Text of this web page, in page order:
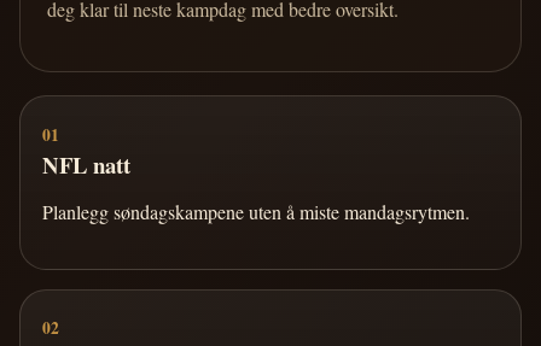
deg klar til neste kampdag med bedre oversikt.
01
NFL natt
Planlegg søndagskampene uten å miste mandagsrytmen.
02